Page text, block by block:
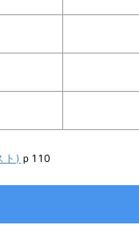
ト) ｐ110